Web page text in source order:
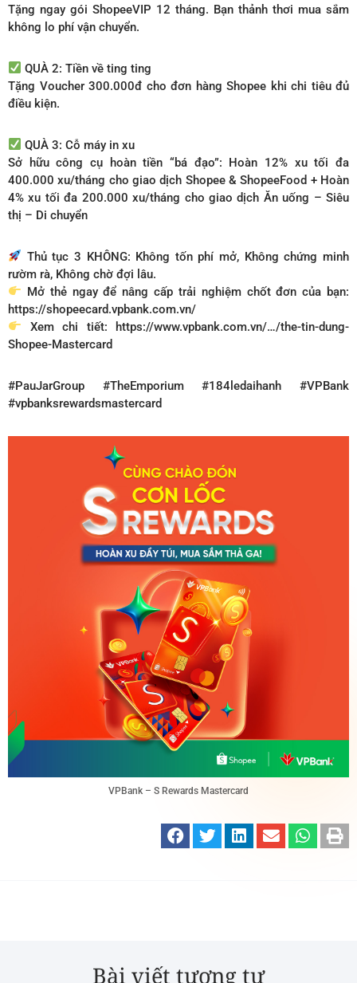
Tặng ngay gói ShopeeVIP 12 tháng. Bạn thảnh thơi mua sắm
không lo phí vận chuyển.
QUÀ 2: Tiền về ting ting
Tặng Voucher 300.000đ cho đơn hàng Shopee khi chi tiêu đủ
điều kiện.
QUÀ 3: Cỗ máy in xu
Sở hữu công cụ hoàn tiền “bá đạo”: Hoàn 12% xu tối đa
400.000 xu/tháng cho giao dịch Shopee & ShopeeFood + Hoàn
4% xu tối đa 200.000 xu/tháng cho giao dịch Ăn uống – Siêu
thị – Di chuyển
Thủ tục 3 KHÔNG: Không tốn phí mở, Không chứng minh
rườm rà, Không chờ đợi lâu.
Mở thẻ ngay để nâng cấp trải nghiệm chốt đơn của bạn:
https://shopeecard.vpbank.com.vn/
Xem chi tiết: https://www.vpbank.com.vn/…/the-tin-dung-
Shopee-Mastercard
#PauJarGroup #TheEmporium #184ledaihanh #VPBank
#vpbanksrewardsmastercard
VPBank – S Rewards Mastercard
Bài viết tương tự